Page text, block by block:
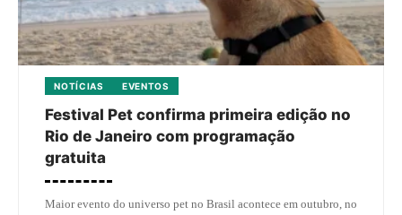
NOTÍCIAS EVENTOS
Festival Pet confirma primeira edição no
Rio de Janeiro com programação
gratuita
Maior evento do universo pet no Brasil acontece em outubro, no